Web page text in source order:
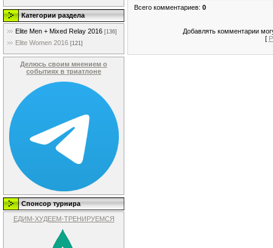
Категории раздела
Elite Men + Mixed Relay 2016 [136]
Elite Women 2016 [121]
Делюсь своим мнением о
событиях в триатлоне
Спонсор турнира
ЕДИМ-ХУДЕЕМ-ТРЕНИРУЕМСЯ
Всего комментариев: 0
Добавлять комментарии
[